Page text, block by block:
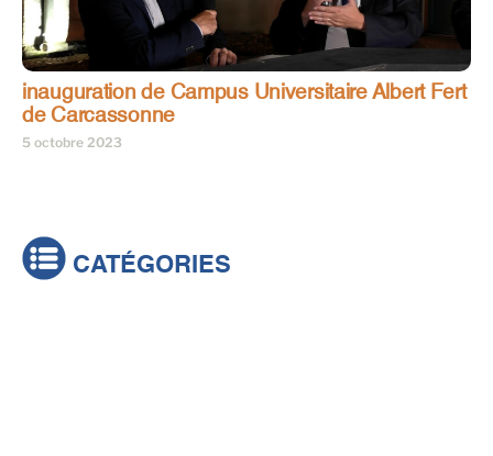
inauguration de Campus Universitaire Albert Fert
de Carcassonne
5 octobre 2023
CATÉGORIES